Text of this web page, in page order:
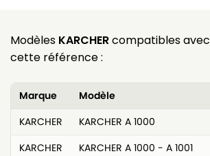
Modèles KARCHERcompatibles avec
cette référence :
Marque
Modèle
KARCHER
KARCHER A 1000
KARCHER
KARCHER A 1000 - A 1001